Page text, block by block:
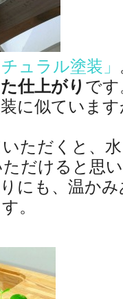
ュラル塗装」
仕上がり です
に似ていま
ただくと、
だけると思
にも、温か
。